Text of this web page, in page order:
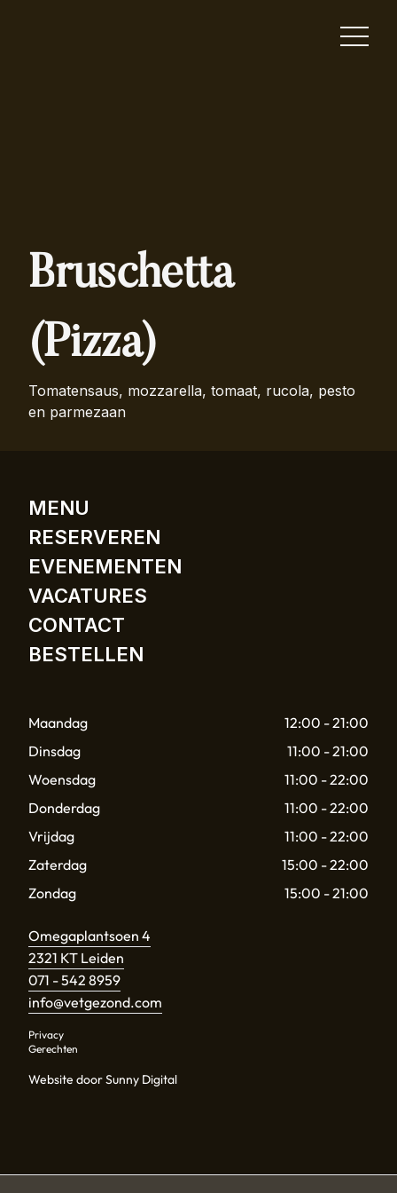
Bruschetta
(Pizza)
Tomatensaus, mozzarella, tomaat, rucola, pesto
en parmezaan
MENU
RESERVEREN
EVENEMENTEN
VACATURES
CONTACT
BESTELLEN
Maandag
12:00 - 21:00
Dinsdag
11:00 - 21:00
Woensdag
11:00 - 22:00
Donderdag
11:00 - 22:00
Vrijdag
11:00 - 22:00
Zaterdag
15:00 - 22:00
Zondag
15:00 - 21:00
Omegaplantsoen 4
2321 KT Leiden
071 - 542 8959
info@vetgezond.com
Privacy
Gerechten
Website door Sunny Digital